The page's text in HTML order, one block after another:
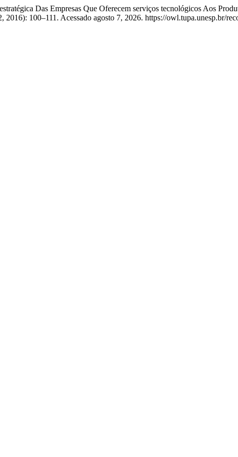
Das Empresas Que Oferecem serviços tecnológicos Aos
2016): 100–111. Acessado agosto 7, 2026. https://owl.tupa.unesp.br/